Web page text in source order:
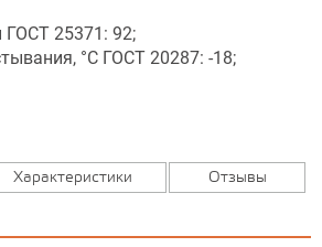
ГОСТ 25371: 92;
°C ГОСТ 20287: -18;
Характеристики Отзывы